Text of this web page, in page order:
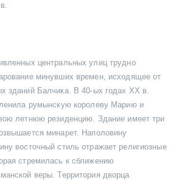
центральных улиц трудно
минувших времен, исходящее от
зданий Балчика. В 40-ых годах XX в.
румынскую королеву Марию и
летнюю резиденцию. Здание имеет три
минарет. Наполовину
восточный стиль отражает религиозные
стремилась к сближению
веры. Территория дворца